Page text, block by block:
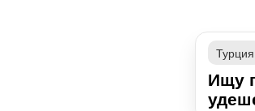
Турция
Ищу